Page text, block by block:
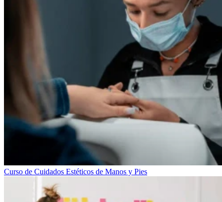
Curso de Cuidados Estéticos de Manos y Pies